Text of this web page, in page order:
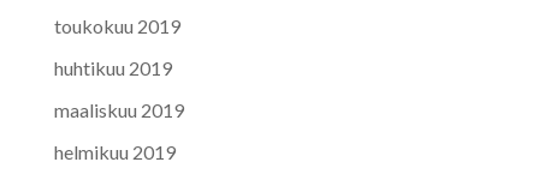
toukokuu 2019
huhtikuu 2019
maaliskuu 2019
helmikuu 2019